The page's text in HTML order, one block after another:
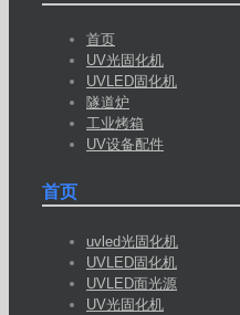
首页
UV光固化机
UVLED固化机
隧道炉
工业烤箱
UV设备配件
首页
uvled光固化机
UVLED固化机
UVLED面光源
UV光固化机